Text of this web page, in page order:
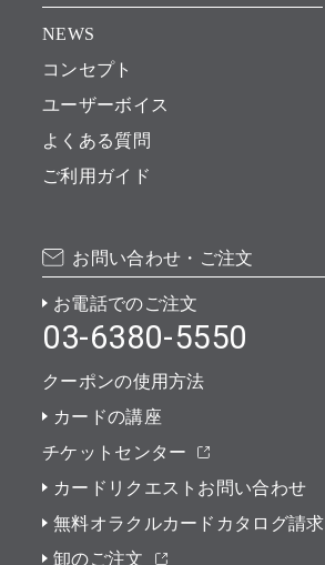
NEWS
コンセプト
ユーザーボイス
よくある質問
ご利用ガイド
お問い合わせ・ご注文
お電話でのご注文
03-6380-5550
クーポンの使用方法
カードの講座
チケットセンター
カードリクエストお問い合わせ
無料オラクルカードカタログ請求
卸のご注文